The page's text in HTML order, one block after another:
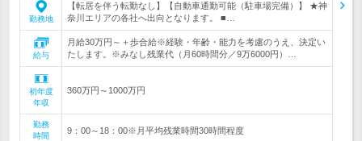
勤務地
【転居を伴う転勤なし】【自動車通勤可能（駐車場完備）】 ★神
奈川エリアの各社へ出向となります。 ■…
給与
月給30万円～＋歩合給※経験・年齢・能力を考慮のうえ、決定い
たします。※みなし残業代（月60時間分／9万6000円）…
初年度
年収
360万円～1000万円
勤務
時間
9：00～18：00※月平均残業時間30時間程度